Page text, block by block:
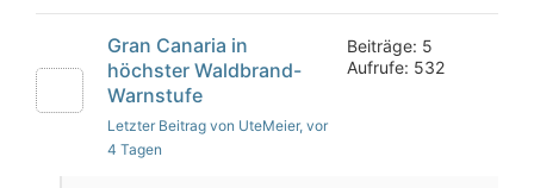
Gran Canaria in
höchster Waldbrand-
Warnstufe
Letzter Beitrag von UteMeier, vor
4 Tagen
Beiträge: 5
Aufrufe: 532